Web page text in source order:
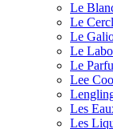
Le
Le
Le
Le Labo
Le
Lee
Les
Les